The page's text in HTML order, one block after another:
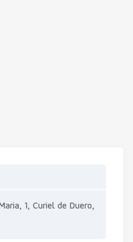
1, Curiel de Duero,